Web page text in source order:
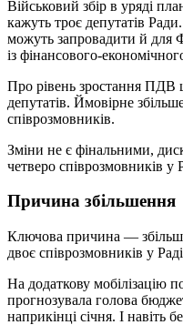
Військовий збір в уряді
кажуть троє депутатів
можуть запровадити й для
із фінансового-
Про рівень зростання ПДВ
депутатів. Ймовірне
співрозмовників.
Зміни не є фінальними,
четверо співрозмовників у
Причина збільшення
Ключова причина —
двоє співрозмовників у
На додаткову мобілізацію
прогнозувала голова
наприкінці січня. І навіть